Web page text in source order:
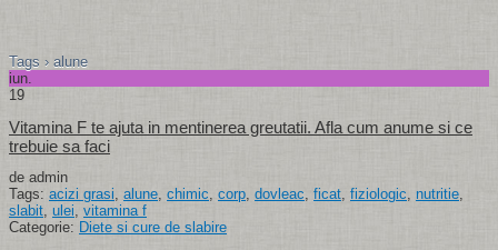
Tags › alune
iun.
19
Vitamina F te ajuta in mentinerea greutatii. Afla cum anume si ce
trebuie sa faci
de admin
Tags: acizi grasi, alune, chimic, corp, dovleac, ficat, fiziologic, nutritie,
slabit, ulei, vitamina f
Categorie: Diete si cure de slabire